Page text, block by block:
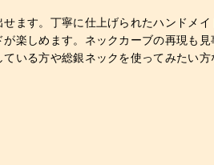
ます。丁寧に仕上げられたハンドメ
楽しめます。ネックカーブの再現も
いる方や総銀ネックを使ってみたい方